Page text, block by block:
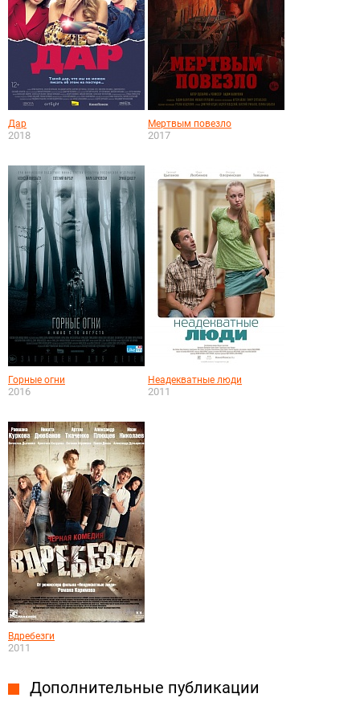
Дар
2018
Мертвым повезло
2017
Горные огни
2016
Неадекватные люди
2011
Вдребезги
2011
Дополнительные публикации